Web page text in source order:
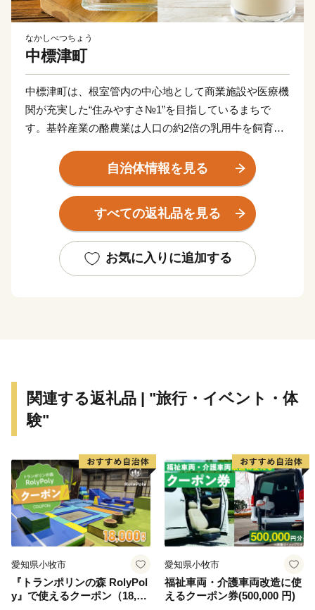
なかしべつちょう
中標津町
中標津町は、根室管内の中心地として商業施設や医療機
関が充実した“住みやすさ№1”を目指しているまちで
す。基幹産業の酪農業は人口の約2倍の乳用牛を飼育
ダチーズなどの様々な乳製品に加工されています。
また、市街地から車で5分の日本最東端の「中標津空
港」は、周囲を知床世界遺産、阿寒湖、屈斜路湖、摩周
やビジネスの拠点として利用されています。空港から牧
場を割って伸びる直線道路「ミルクロード」を通り抜
https://www.soumu.go.jp/main_sosiki/jichi_zeisei/czaisei/
◆ワンストップ特例について（総務省）
◆ふるさと納税お問い合わせセンター
TEL:050-3355-3823
Mail:furusato-nakashibetsu@ccs1981.jp
■不良品の取扱について
お礼の品の受け取り時に必ず確認をお願いいたします。
万が一、次のような場合には、画像をご用意の上、ふる
自治体情報を見る
すべての返礼品を見る
お気に入りに追加する
関連する返礼品 | "旅行・イベント・体
験"
愛知県小牧市
『トランポリンの森 RolyPol
y』で使えるクーポン（18,00
愛知県小牧市
福祉車両・介護車両改造に使
えるクーポン券(500,000 円)